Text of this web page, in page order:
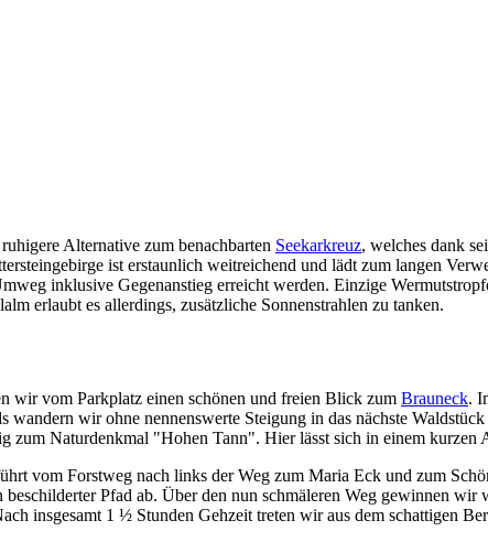
Alternative zum benachbarten Seekarkreuz, welches dank
ist erstaunlich weitreichend und lädt zum langen
inklusive Gegenanstieg erreicht werden. Einzige
erlaubt es allerdings, zusätzliche Sonnenstrahlen zu tanken.
wir vom Parkplatz einen schönen und freien Blick zum Brauneck.
wandern wir ohne nennenswerte Steigung in das nächste
Naturdenkmal "Hohen Tann". Hier lässt sich in einem kurzen
vom Forstweg nach links der Weg zum Maria Eck und zum
Pfad ab. Über den nun schmäleren Weg gewinnen
insgesamt 1 ½ Stunden Gehzeit treten wir aus dem schattigen